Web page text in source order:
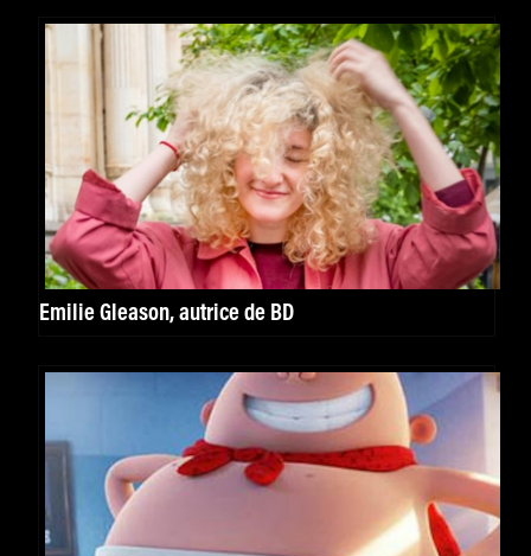
Emilie Gleason, autrice de BD